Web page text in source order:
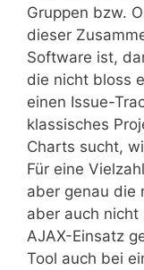
Gruppen bzw.
dieser
Software ist,
die nicht bloss
einen Issue-
klassisches
Charts sucht,
Für eine
aber genau die
aber auch
AJAX-Einsatz
Tool auch bei